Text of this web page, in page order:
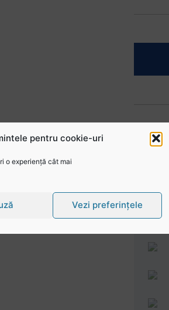
pentru cookie-uri
o experiență cât mai
Vezi preferințele